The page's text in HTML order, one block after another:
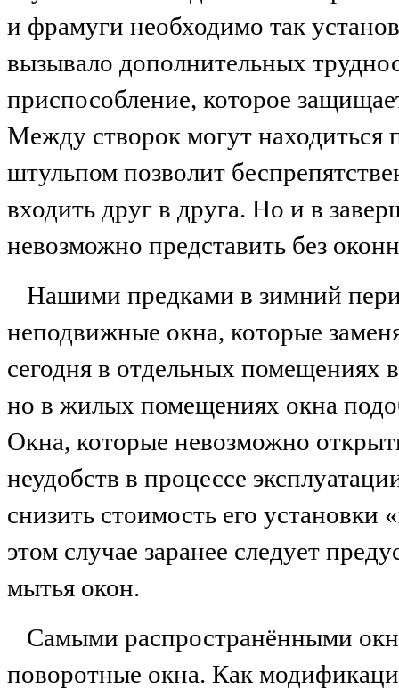
и фрамуги необходимо так
вызывало дополнительных
приспособление, которое
Между створок могут находиться
штульпом позволит
входить друг в друга. Но и в
невозможно представить без
Нашими предками в зимний
неподвижные окна, которые
сегодня в отдельных помещениях
но в жилых помещениях окна
Окна, которые невозможно
неудобств в процессе
снизить стоимость его
этом случае заранее следует
мытья окон.
Самыми распространёнными
поворотные окна. Как